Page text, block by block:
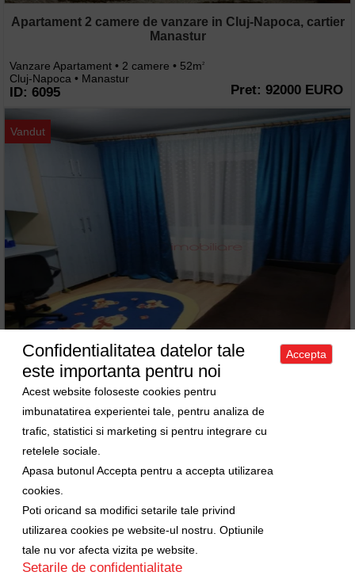
Apartament 2 camere de vanzare in Cluj-Napoca, cartier
Manastur
Vanzare Apartament • 2 camere • 52m2
Cluj-Napoca • Manastur
ID: 6095 Pret: 92000 EURO
Vandut
Apartament 2 camere de vanzare in Cluj-Napoca, cartier
Manastur
Vanzare Apartament • 2 camere • 40m
Cluj-Napoca • Manastur
ID: 6094 Pret: 73000 EURO
Vandut
Confidentialitatea datelor tale
este importanta pentru noi
Acest website foloseste cookies pentru
imbunatatirea experientei tale, pentru analiza de
trafic, statistici si marketing si pentru integrare cu
retelele sociale.
Apasa butonul Accepta pentru a accepta utilizarea
cookies.
Poti oricand sa modifici setarile tale privind
utilizarea cookies pe website-ul nostru. Optiunile
tale nu vor afecta vizita pe website.
Setarile de confidentialitate
Accepta